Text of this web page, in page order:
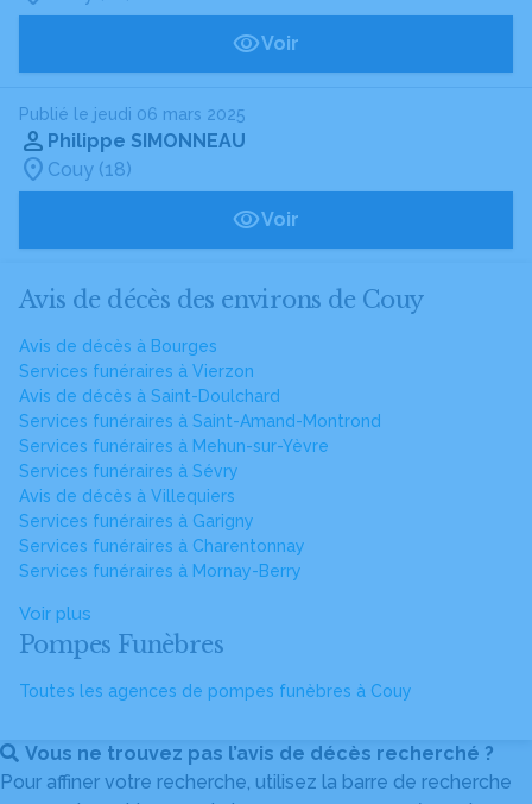
Voir
Publié le jeudi 06 mars 2025
Philippe SIMONNEAU
Couy (18)
Voir
Avis de décès des environs de Couy
Avis de décès à Bourges
Services funéraires à Vierzon
Avis de décès à Saint-Doulchard
Services funéraires à Saint-Amand-Montrond
Services funéraires à Mehun-sur-Yèvre
Services funéraires à Sévry
Avis de décès à Villequiers
Services funéraires à Garigny
Services funéraires à Charentonnay
Services funéraires à Mornay-Berry
Voir plus
Pompes Funèbres
Toutes les agences de pompes funèbres à Couy
Vous ne trouvez pas l’avis de décès recherché ?
Pour affiner votre recherche, utilisez la barre de recherche